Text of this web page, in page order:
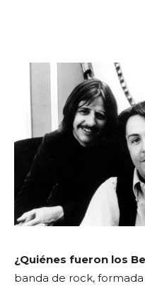
¿Quiénes fueron los
banda de rock,